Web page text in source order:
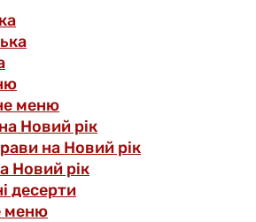
меню
Новий рік
на Новий рік
Новий рік
десерти
меню